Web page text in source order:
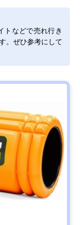
トなどで売れ行き
。ぜひ参考にして